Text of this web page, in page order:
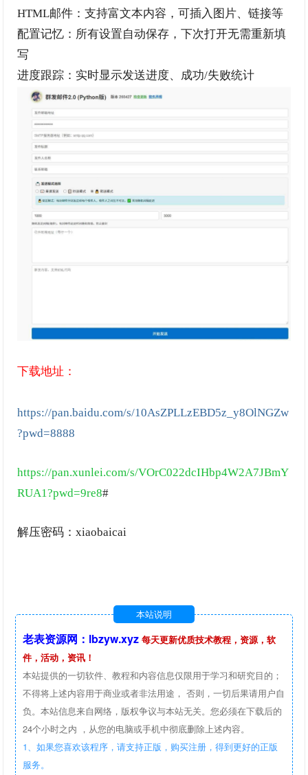
HTML邮件：支持富文本内容，可插入图片、链接等
配置记忆：所有设置自动保存，下次打开无需重新填
写
进度跟踪：实时显示发送进度、成功/失败统计
下载地址：
https://pan.baidu.com/s/10AsZPLLzEBD5z_y8OlNGZw
?pwd=8888
https://pan.xunlei.com/s/VOrC022dcIHbp4W2A7JBmY
RUA1?pwd=9re8#
解压密码：xiaobaicai
本站说明
老表资源网：lbzyw.xyz 每天更新优质技术教程，资源，软
件，活动，资讯！
本站提供的一切软件、教程和内容信息仅限用于学习和研究目的；
不得将上述内容用于商业或者非法用途， 否则，一切后果请用户自
负。本站信息来自网络，版权争议与本站无关。您必须在下载后的
24个小时之内 ，从您的电脑或手机中彻底删除上述内容。
1、如果您喜欢该程序，请支持正版，购买注册，得到更好的正版
服务。